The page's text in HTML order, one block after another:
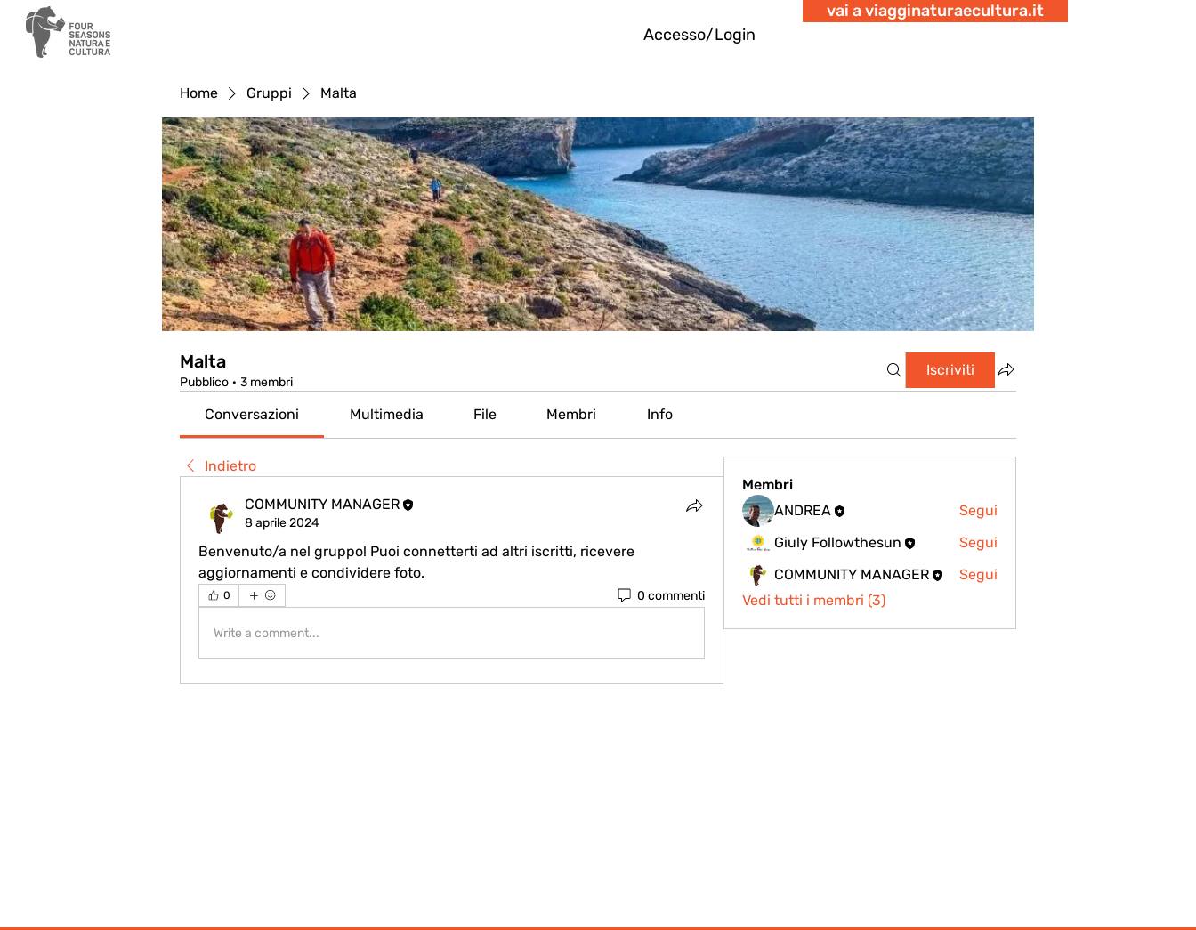
Accesso/Login
vai a viagginaturaecultura.it
Home Gruppi Malta
Malta
Pubblico · 3 membri
Iscriviti
Conversazioni Multimedia File Membri Info
Indietro
COMMUNITY MANAGER
8 aprile 2024
Benvenuto/a nel gruppo! Puoi connetterti ad altri iscritti, ricevere
aggiornamenti e condividere foto.
0 0 commenti
Write a comment...
Membri
ANDREA
Segui
Giuly Followthesun
Segui
COMMUNITY MANAGER
Segui
Vedi tutti i membri (3)